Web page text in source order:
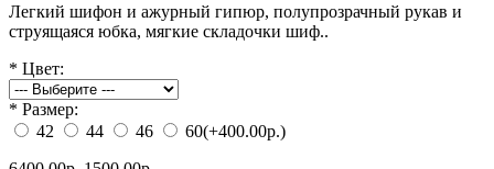
Легкий шифон и ажурный гипюр, полупрозрачный рукав и
струящаяся юбка, мягкие складочки шиф..
* Цвет:
* Размер:
42
44 46 60(+400.00р.)